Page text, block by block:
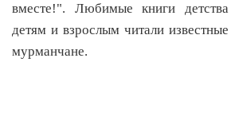
вместе!". Любимые книги детства
детям и взрослым читали известные
мурманчане.